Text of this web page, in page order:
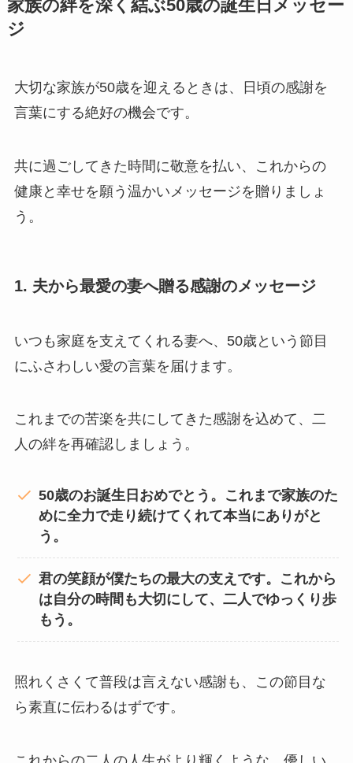
家族の絆を深く結ぶ50歳の誕生日メッセー
ジ
大切な家族が50歳を迎えるときは、日頃の感謝を
言葉にする絶好の機会です。
共に過ごしてきた時間に敬意を払い、これからの
健康と幸せを願う温かいメッセージを贈りましょ
う。
1. 夫から最愛の妻へ贈る感謝のメッセージ
いつも家庭を支えてくれる妻へ、50歳という節目
にふさわしい愛の言葉を届けます。
これまでの苦楽を共にしてきた感謝を込めて、二
人の絆を再確認しましょう。
50歳のお誕生日おめでとう。これまで家族のた
めに全力で走り続けてくれて本当にありがと
う。
君の笑顔が僕たちの最大の支えです。これから
は自分の時間も大切にして、二人でゆっくり歩
もう。
照れくさくて普段は言えない感謝も、この節目な
ら素直に伝わるはずです。